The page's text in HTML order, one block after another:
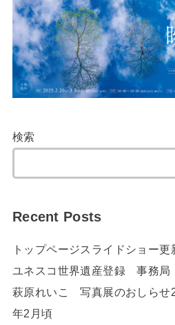
検索
Recent Posts
トップページスライドショー更
ユネスコ世界遺産登録 事務局
萩原れいこ 写真展のおしらせ
年2月頃